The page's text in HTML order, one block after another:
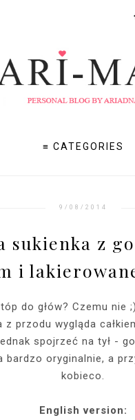
≡ CATEGORIES
9/08/2014
sukienka z
i
do głów? Czemu nie
z przodu wygląda
spojrzeć na tył -
bardzo oryginalnie, a
kobieco.
English version: